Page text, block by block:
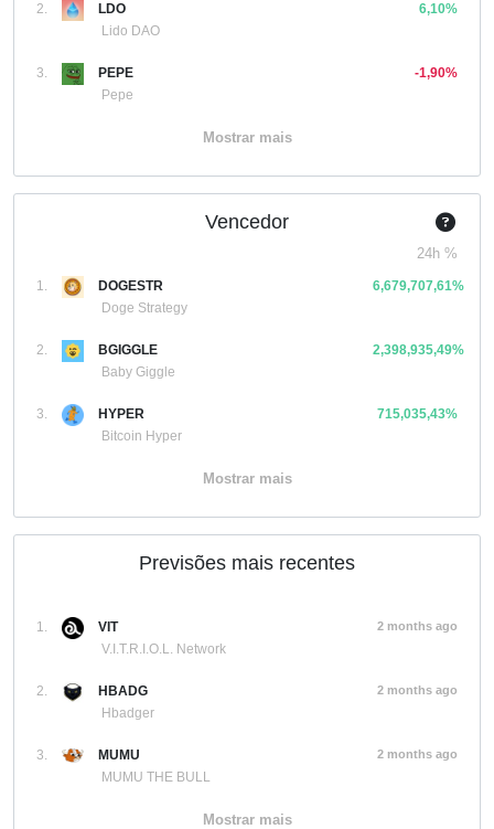
2.
LDO
Lido DAO
6,10%
3.
PEPE
Pepe
-1,90%
Mostrar mais
Vencedor
24h %
1.
DOGESTR
Doge Strategy
6,679,707,61%
2.
BGIGGLE
Baby Giggle
2,398,935,49%
3.
HYPER
Bitcoin Hyper
715,035,43%
Mostrar mais
Previsões mais recentes
1.
VIT
V.I.T.R.I.O.L. Network
2 months ago
2.
HBADG
Hbadger
2 months ago
3.
MUMU
MUMU THE BULL
2 months ago
Mostrar mais